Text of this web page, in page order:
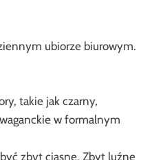
ubiorze biurowym.
takie jak czarny,
w formalnym
zbyt ciasne. Zbyt luźne